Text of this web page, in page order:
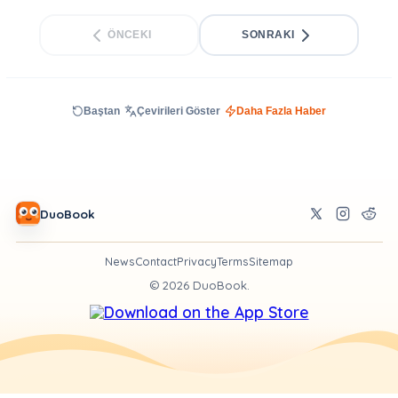
ÖNCEKI SONRAKI
Baştan Çevirileri Göster Daha Fazla Haber
DuoBook
NewsContactPrivacyTermsSitemap
© 2026DuoBook.